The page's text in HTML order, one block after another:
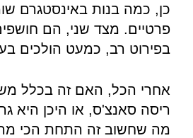
כן, כמה בנות באינסטגרם
פרטיים. מצד שני, הם
בפירוט רב, כמעט הולכים
אחרי הכל, האם זה בכלל
ריסה סאנצ'ס, או היכן היא
מה שחשוב זה התחת הכי